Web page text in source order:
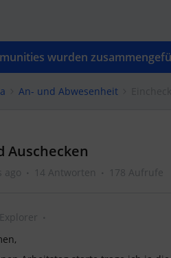
wurden
An- und Abwesenheit
Auschecken
ago 14 Antworten 178 Aufrufe
Explorer